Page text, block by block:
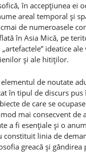
în accepţiunea ei
areal temporal şi
de numeroasele
în Asia Mică, pe
ideatice
şi ale hitiţilor.
de noutate
în tipul de discurs pus
de care se
mai consecvent de
a fi esenţiale şi o
constituit linia de
greacă şi